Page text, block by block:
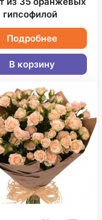
гипсофилой
Подробнее
В корзину